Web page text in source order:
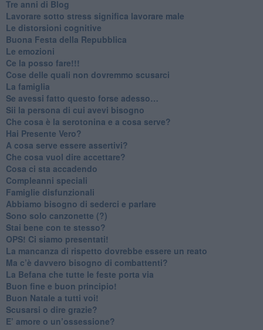
​Tre anni di Blog
​Lavorare sotto stress significa lavorare male
​Le distorsioni cognitive
​Buona Festa della Repubblica
Le emozioni
​Ce la posso fare!!!
​Cose delle quali non dovremmo scusarci
​La famiglia
​Se avessi fatto questo forse adesso…
​Sii la persona di cui avevi bisogno
Che cosa è la serotonina e a cosa serve?
​Hai Presente Vero?
A cosa serve essere assertivi?
​Che cosa vuol dire accettare?
​Cosa ci sta accadendo
​Compleanni speciali
​Famiglie disfunzionali
​Abbiamo bisogno di sederci e parlare
Sono solo canzonette (?)
​Stai bene con te stesso?
​OPS! Ci siamo presentati!
​La mancanza di rispetto dovrebbe essere un reato
​Ma c’è davvero bisogno di combattenti?
​La Befana che tutte le feste porta via
Buon fine e buon principio!
​Buon Natale a tutti voi!
​Scusarsi o dire grazie?
​E’ amore o un’ossessione?